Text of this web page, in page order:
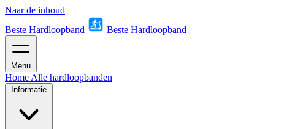
Naar de inhoud
Beste Hardloopband
Beste Hardloopband
Menu
Home Alle hardloopbanden
Informatie